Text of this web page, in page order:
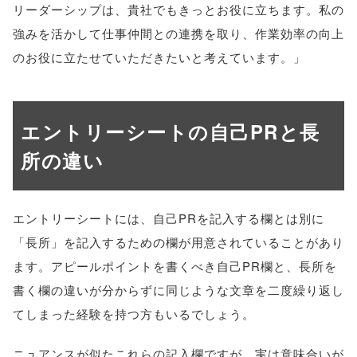
リーダーシップは、貴社でもきっとお役に立ちます。私の
強みを活かして仕事仲間との連携を取り、作業効率の向上
のお役に立たせていただきたいと考えています。」
エントリーシートの自己PRと長
所の違い
エントリーシートには、自己PRを記入する欄とは別に
「長所」を記入するための欄が用意されていることがあり
ます。アピールポイントを書くべき自己PR欄と、長所を
書く欄の違いが分からずに同じような文章を二度繰り返し
てしまった経験を持つ方もいるでしょう。
ニュアンスが似たこれらの記入欄ですが、実は意味合いが